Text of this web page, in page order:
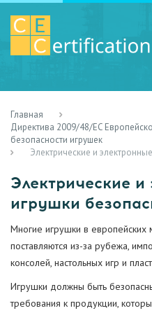
Главная
Директива 2009/48/EC
безопасности игрушек
Электрические и
Электрические и
игрушки
Многие игрушки в европейских
поставляются из-за рубежа,
консолей, настольных игр и
Игрушки должны быть
требования к продукции,